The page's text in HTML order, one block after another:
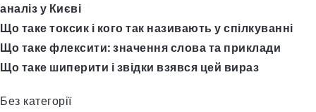
аналіз у Києві
Що таке токсик і кого так називають у спілкуванні
Що таке флексити: значення слова та приклади
Що таке шиперити і звідки взявся цей вираз
Без категорії